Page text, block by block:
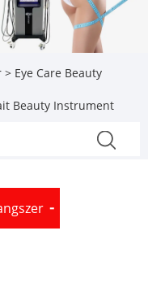
> Eye Care Beauty
Beauty Instrument